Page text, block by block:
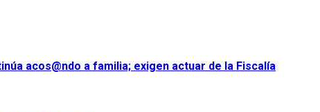
acos@ndo a familia; exigen actuar de la Fiscalía